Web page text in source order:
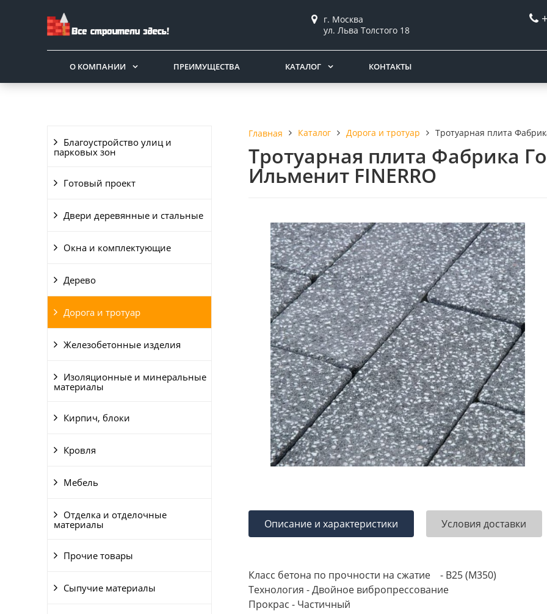
г. Москва
ул. Льва Толстого 18
О КОМПАНИИ ПРЕИМУЩЕСТВА КАТАЛОГ КОНТАКТЫ
Благоустройство улиц и
парковых зон
Готовый проект
Двери деревянные и стальные
Окна и комплектующие
Дерево
Дорога и тротуар
Железобетонные изделия
Изоляционные и минеральные
материалы
Кирпич, блоки
Кровля
Мебель
Отделка и отделочные
материалы
Прочие товары
Сыпучие материалы
Главная Каталог Дорога и тротуар Тротуарная плита
Тротуарная плита Фабрика
Ильменит FINERRO
Описание и характеристики Условия доставки
Класс бетона по прочности на сжатие - B25 (М350)
Технология - Двойное вибропрессование
Прокрас - Частичный